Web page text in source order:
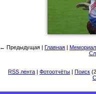
← Предыдущая | Главная | Мемориал
RSS лента | Фотоотчёты | Поиск